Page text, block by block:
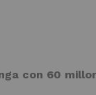
con 60